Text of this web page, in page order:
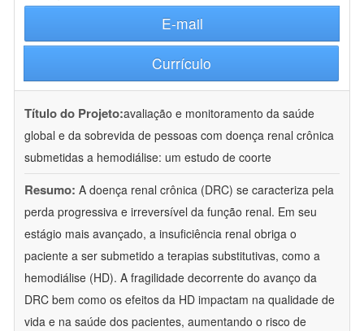
E-mail
Currículo
Título do Projeto:avaliação e monitoramento da saúde
global e da sobrevida de pessoas com doença renal crônica
submetidas a hemodiálise: um estudo de coorte
Resumo: A doença renal crônica (DRC) se caracteriza pela
perda progressiva e irreversível da função renal. Em seu
estágio mais avançado, a insuficiência renal obriga o
paciente a ser submetido a terapias substitutivas, como a
hemodiálise (HD). A fragilidade decorrente do avanço da
DRC bem como os efeitos da HD impactam na qualidade de
vida e na saúde dos pacientes, aumentando o risco de